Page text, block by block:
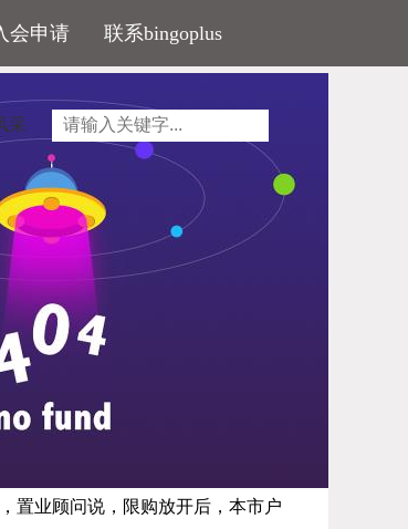
会申请 联系bingoplus
采
都没有套数的限制。这也意味着，
息，济南限购政策将全面放开。记
置业顾问说，限购放开后，本市户